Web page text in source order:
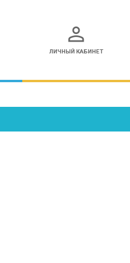
person
ЛИЧНЫЙ КАБИНЕТ